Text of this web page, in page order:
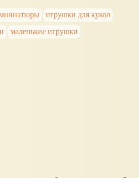
игрушки для кукол
маленькие игрушки